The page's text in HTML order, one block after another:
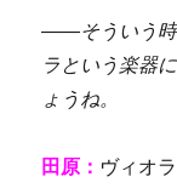
――そういう時
ラという楽器
ょうね。
田原： ヴィオ